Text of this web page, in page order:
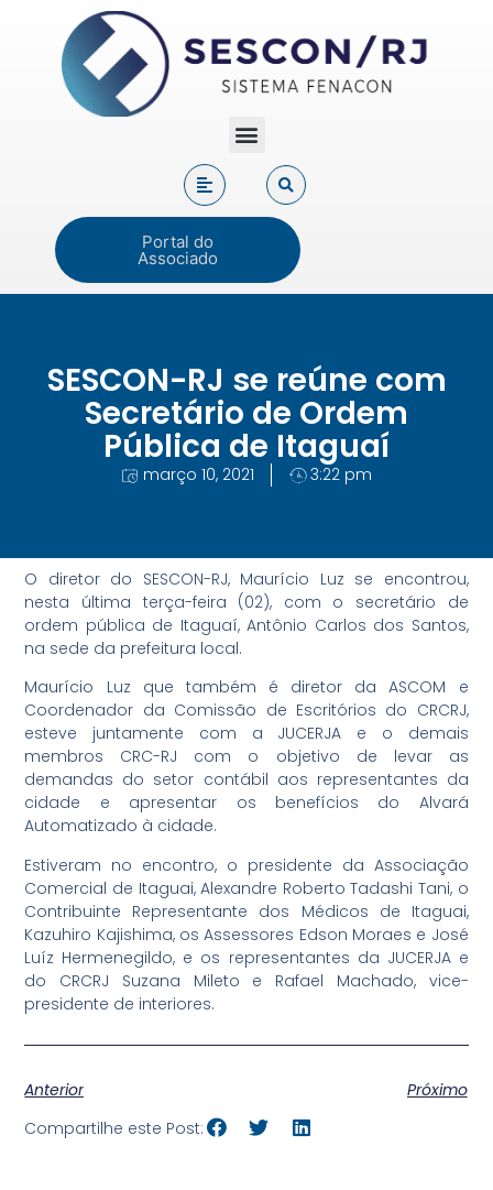
Portal do
Associado
SESCON-RJ se reúne com
Secretário de Ordem
Pública de Itaguaí
março 10, 2021 3:22 pm
O diretor do SESCON-RJ, Maurício Luz se encontrou,
nesta última terça-feira (02), com o secretário de
ordem pública de Itaguaí, Antônio Carlos dos Santos,
na sede da prefeitura local.
Maurício Luz que também é diretor da ASCOM e
Coordenador da Comissão de Escritórios do CRCRJ,
esteve juntamente com a JUCERJA e o demais
membros CRC-RJ com o objetivo de levar as
demandas do setor contábil aos representantes da
cidade e apresentar os benefícios do Alvará
Automatizado à cidade.
Estiveram no encontro, o presidente da Associação
Comercial de Itaguai, Alexandre Roberto Tadashi Tani, o
Contribuinte Representante dos Médicos de Itaguai,
Kazuhiro Kajishima, os Assessores Edson Moraes e José
Luíz Hermenegildo, e os representantes da JUCERJA e
do CRCRJ Suzana Mileto e Rafael Machado, vice-
presidente de interiores.
Anterior
Próximo
Compartilhe este Post: